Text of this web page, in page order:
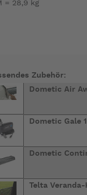
= 28,9 kg
Zubehör:
Dometic Air
Dometic Gale
Dometic
Telta